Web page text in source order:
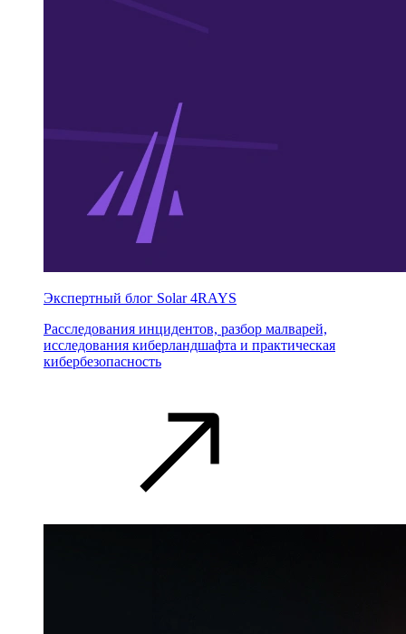
Экспертный блог Solar 4RAYS
Расследования инцидентов, разбор малварей,
исследования киберландшафта и практическая
кибербезопасность